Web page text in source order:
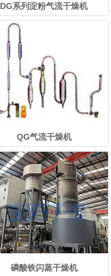
DG系列淀粉气流干燥机
QG气流干燥机
磷酸铁闪蒸干燥机